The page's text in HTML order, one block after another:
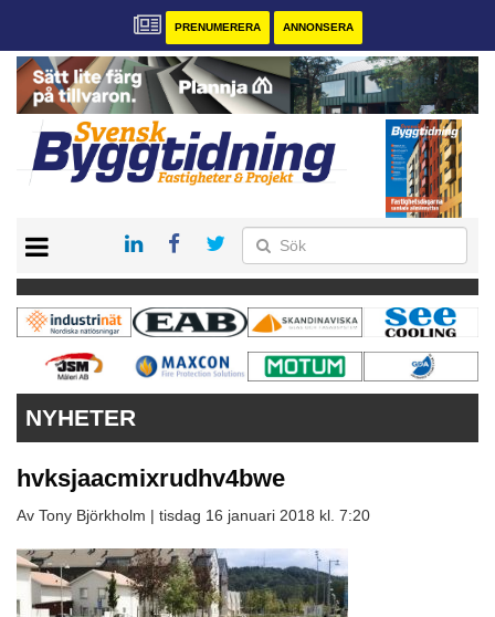
PRENUMERERA ANNONSERA
PRENUMERERA
VÅRA ANDRA MAGASIN
ANNONSERA
NYHETER
hvksjaacmixrudhv4bwe
Av Tony Björkholm | tisdag 16 januari 2018 kl. 7:20